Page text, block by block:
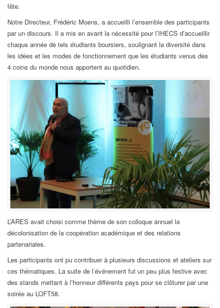
fête.
Notre Directeur, Frédéric Moens, a accueilli l’ensemble des participants
par un discours. Il a mis en avant la nécessité pour l’IHECS d’accueillir
chaque année de tels étudiants boursiers, soulignant la diversité dans
les idées et les modes de fonctionnement que les étudiants venus des
4 coins du monde nous apportent au quotidien.
L’ARES avait choisi comme thème de son colloque annuel la
décolonisation de la coopération académique et des relations
partenariales.
Les participants ont pu contribuer à plusieurs discussions et ateliers sur
ces thématiques. La suite de l’événement fut un peu plus festive avec
des stands mettant à l’honneur différents pays pour se clôturer par une
soirée au LOFT58.